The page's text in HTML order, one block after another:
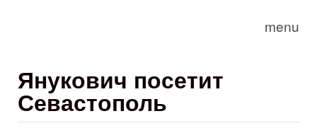
menu
Янукович посетит
Севастополь